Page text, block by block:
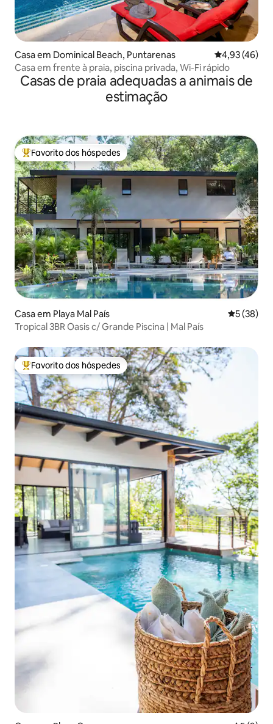
Casa em Dominical Beach, Puntarenas Classificação
4,93 (46)
Casa em frente à praia, piscina privada, Wi-Fi rápido
Casas de praia adequadas a animais de
estimação
Favoritos dos hóspedes mais apreciados
Favorito dos hóspedes
Casa em Playa Mal País
5 (38)
Tropical 3BR Oasis c/ Grande Piscina | Mal País
Favoritos dos hóspedes mais apreciados
Favorito dos hóspedes